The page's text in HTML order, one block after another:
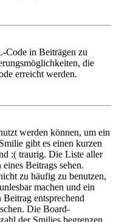
Code in Beiträgen zu
die
erreicht werden.
werden können, um ein
gibt es einen kurzen
:( traurig. Die Liste aller
Beitrags sehen.
zu häufig zu benutzen,
machen und ein
entsprechend
Die Board-
der Smilies begrenzen,